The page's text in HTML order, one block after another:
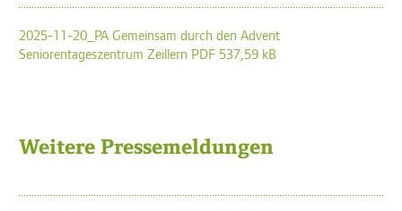
2025-11-20_PA Gemeinsam durch den Advent
Seniorentageszentrum Zeillern PDF 537,59 kB
Weitere Pressemeldungen